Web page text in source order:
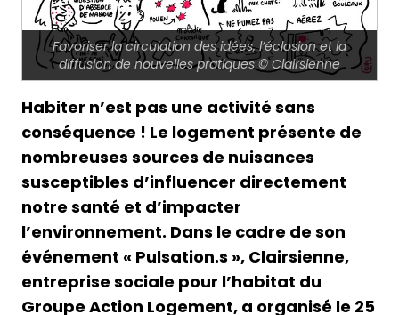
Favoriser la circulation des idées, l’éclosion et la
diffusion de nouvelles pratiques © Clairsienne
Habiter n’est pas une activité sans
conséquence ! Le logement présente de
nombreuses sources de nuisances
susceptibles d’influencer directement
notre santé et d’impacter
l’environnement. Dans le cadre de son
événement « Pulsation.s », Clairsienne,
entreprise sociale pour l’habitat du
Groupe Action Logement, a organisé le 25